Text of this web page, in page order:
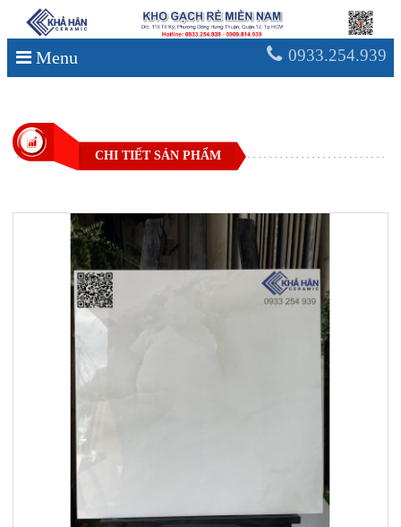
Menu 0933.254.939
CHI TIẾT SẢN PHẨM